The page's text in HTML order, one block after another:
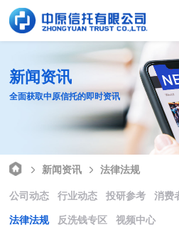
新闻资讯
全面获取中原信托的即时资讯
新闻资讯
法律法规
公司动态
行业动态 投研参考 消费
法律法规
反洗钱专区 视频中心